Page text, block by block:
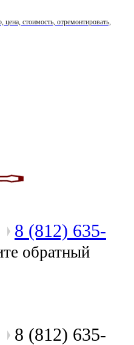
8 (812) 635-
обратный
8 (812) 635-